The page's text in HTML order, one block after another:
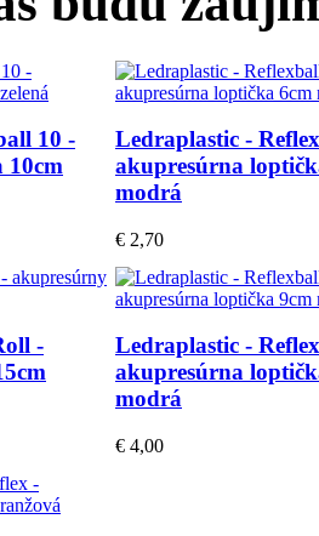
10 -
10cm
Ledraplastic -
akupresúrna
modrá
€ 2,70
-
Ledraplastic -
akupresúrna
modrá
€ 4,00